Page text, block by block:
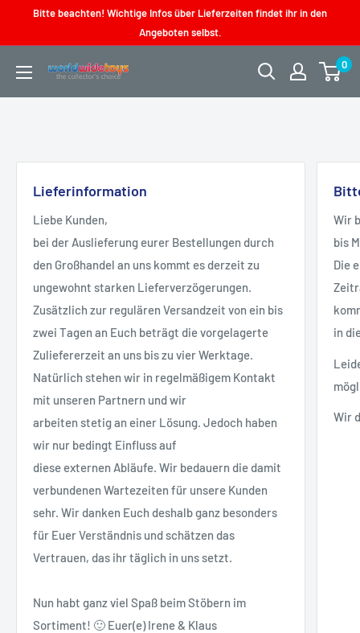
Bitte beachten! Wichtige Infos über Lieferzeiten findet ihr in den
Angeboten selbst.
worldwidetoys
0
Lieferinformation
Liebe Kunden,
bei der Auslieferung eurer Bestellungen durch
den Großhandel an uns kommt es derzeit zu
ungewohnt starken Lieferverzögerungen.
Zusätzlich zur regulären Versandzeit von ein bis
zwei Tagen an Euch beträgt die vorgelagerte
Zuliefererzeit an uns bis zu vier Werktage.
Natürlich stehen wir in regelmäßigem Kontakt
mit unseren Partnern und wir
arbeiten stetig an einer Lösung. Jedoch haben
wir nur bedingt Einfluss auf
diese externen Abläufe. Wir bedauern die damit
verbundenen Wartezeiten für unsere Kunden
sehr. Wir danken Euch deshalb ganz besonders
für Euer Verständnis und schätzen das
Vertrauen, das ihr täglich in uns setzt.
Nun habt ganz viel Spaß beim Stöbern im
Sortiment! 🙂 Euer(e) Irene & Klaus
Wir
bis
Die
in
Wir